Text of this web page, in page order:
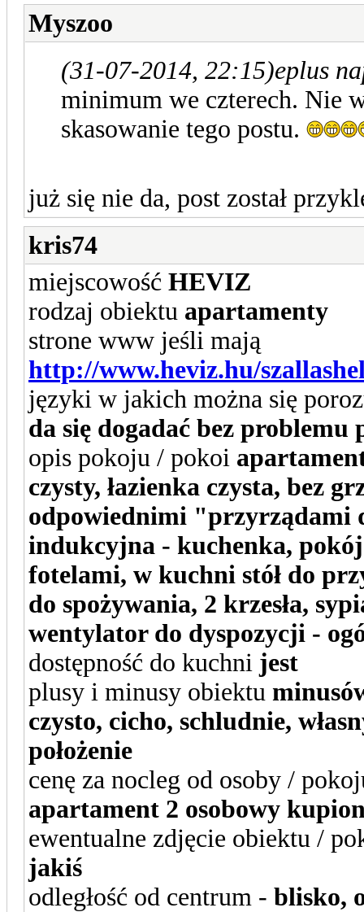
Myszoo
(31-07-2014, 22:15)eplus
minimum we czterech. Nie
skasowanie tego postu.
już się nie da, post został
kris74
miejscowość HEVIZ
rodzaj obiektu apartamenty
strone www jeśli mają
http://www.heviz.hu/
języki w jakich można się
da się dogadać bez
opis pokoju / pokoi
czysty, łazienka czysta, bez
odpowiednimi "przyrządami
indukcyjna - kuchenka,
fotelami, w kuchni stół do
do spożywania, 2 krzesła,
wentylator do dyspozycji -
dostępność do kuchni jest
plusy i minusy obiektu
czysto, cicho, schludnie,
położenie
cenę za nocleg od osoby /
apartament 2 osobowy
ewentualne zdjęcie obiektu /
jakiś
odległość od centrum - blisko,